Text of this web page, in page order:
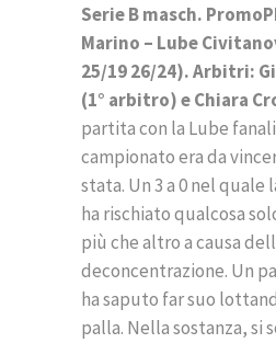
Serie B masch.
Marino – Lube
25/19 26/24). Arbitri:
(1° arbitro) e Chiara
partita con la Lube
campionato era da
stata. Un 3 a 0 nel quale
ha rischiato qualcosa
più che altro a causa
deconcentrazione. Un
ha saputo far suo
palla. Nella sostanza, si